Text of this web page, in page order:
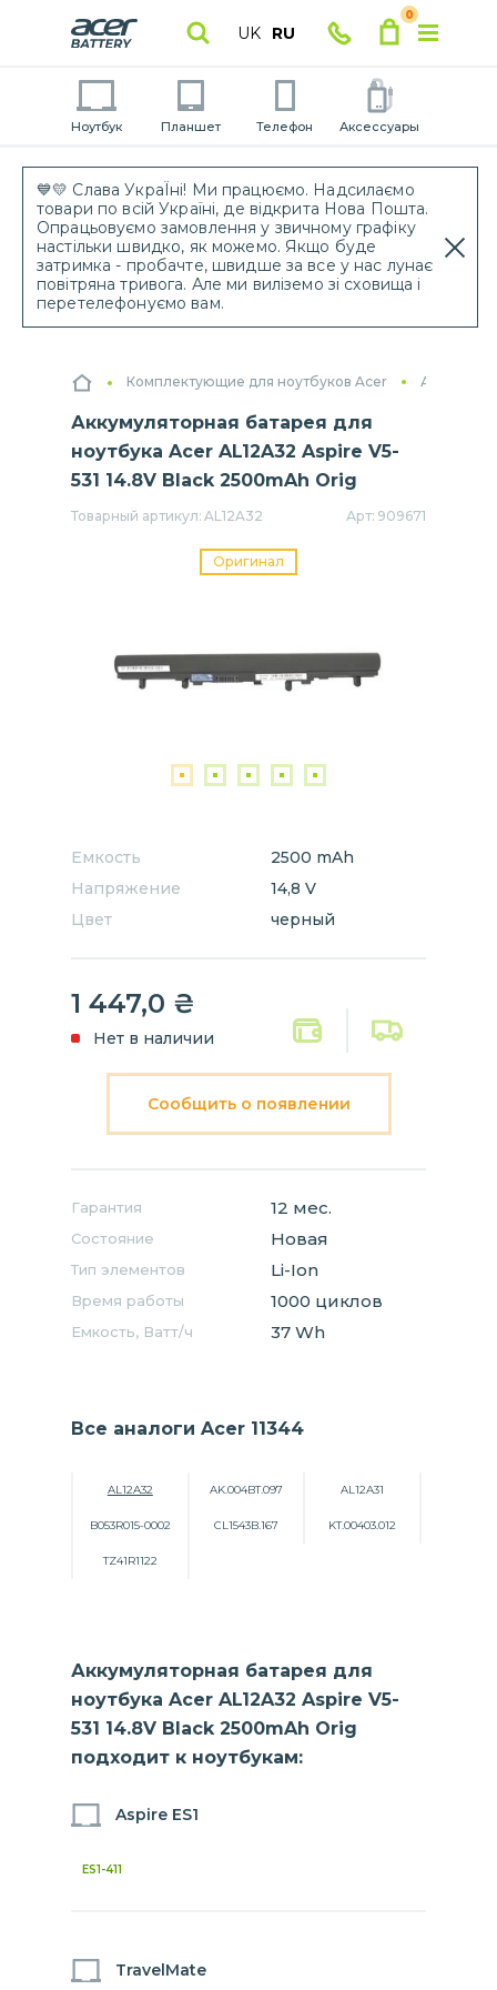
💙💛 Слава УкраЇні! Ми працюємо. Надсилаємо
товари по всій Україні, де відкрита Нова Пошта.
Опрацьовуємо замовлення у звичному графіку
настільки швидко, як можемо. Якщо буде
затримка - пробачте, швидше за все у нас лунає
повітряна тривога. Але ми виліземо зі сховища і
перетелефонуємо вам.
UK RU
0
Ноутбук Планшет Телефон Аксессуары
Комплектующие для ноутбуков Acer
Аккумуляторная батарея для
ноутбука Acer AL12A32 Aspire V5-
531 14.8V Black 2500mAh Orig
Товарный артикул: AL12A32 Арт: 909671
Оригинал
Емкость
2500 mAh
Напряжение
14,8 V
Цвет
черный
1 447,0 ₴
Нет в наличии
Сообщить о появлении
Гарантия 12 мес.
Состояние Новая
Тип элементов Li-Ion
Время работы 1000 циклов
Емкость, Ватт/ч 37 Wh
Все аналоги Acer 11344
AL12A32 AK.004BT.097 AL12A31
B053R015-0002 CL1543B.167 KT.00403.012
TZ41R1122
Аккумуляторная батарея для
ноутбука Acer AL12A32 Aspire V5-
531 14.8V Black 2500mAh Orig
подходит к ноутбукам:
Aspire ES1
ES1-411
TravelMate